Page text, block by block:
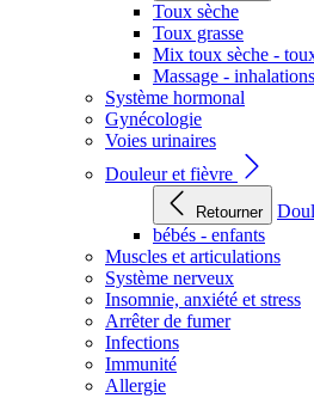
Toux sèche
Toux grasse
Mix toux sèche -
Massage - inhalations
Système hormonal
Gynécologie
Voies urinaires
Douleur et fièvre
Retourner
bébés - enfants
Muscles et articulations
Système nerveux
Insomnie, anxiété et stress
Arrêter de fumer
Infections
Immunité
Allergie